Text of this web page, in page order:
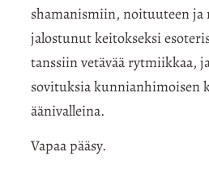
shamanismiin, noituuteen ja
jalostunut keitokseksi
tanssiin vetävää rytmiikkaa,
sovituksia kunnianhimoisen
äänivalleina.
Vapaa pääsy.